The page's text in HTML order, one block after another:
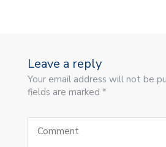
Leave a reply
Your email address will not be
fields are marked *